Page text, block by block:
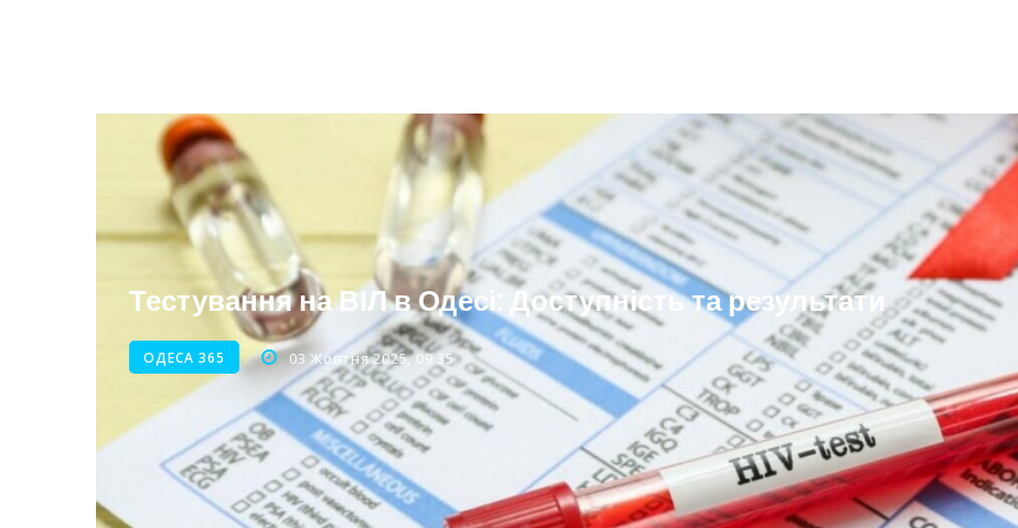
Новини з Зимової школи інсульту в Швейцарії
Інтеграція ветеранів в українське суспільство
Нічна атака на Одесу: наслідки обстрілу
Енергетична підтримка для Одеси
Тестування на ВІЛ в Одесі: Доступність та результати
ОДЕСА 365 03 Жовтня 2025, 09:35